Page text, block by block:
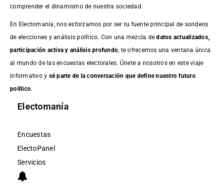
comprender el dinamismo de nuestra sociedad.
En Electomanía, nos esforzamos por ser tu fuente principal de sondeos
de elecciones y análisis político. Con una mezcla dedatos actualizados,
participación activa y análisis profundo , te ofrecemos una ventana única
al mundo de las encuestas electorales. Únete a nosotros en este viaje
informativo y sé parte de la conversación que define nuestro futuro
político.
Electomanía
Encuestas
ElectoPanel
Servicios